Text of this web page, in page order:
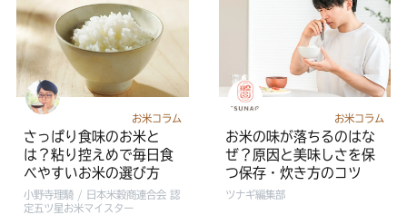
お米コラム
さっぱり食味のお米と
は？粘り控えめで毎日食
べやすいお米の選び方
小野寺理騎 / 日本米穀商連合会 認
定五ツ星お米マイスター
お米コラム
お米の味が落ちるのはな
ぜ？原因と美味しさを保
つ保存・炊き方のコツ
ツナギ編集部